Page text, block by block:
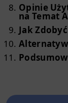
Opinie
na Temat
Jak